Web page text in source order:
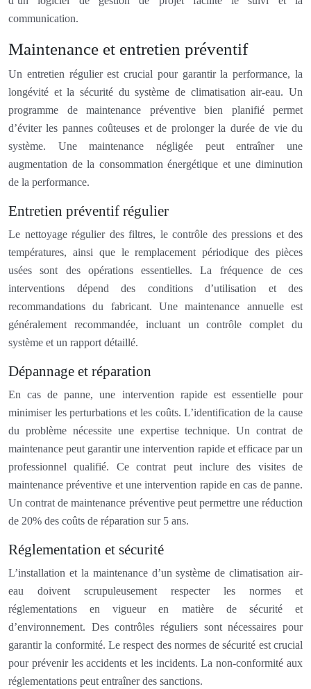
communication.
Maintenance et entretien préventif
Un entretien régulier est crucial pour garantir la performance, la
longévité et la sécurité du système de climatisation air-eau. Un
programme de maintenance préventive bien planifié permet
d’éviter les pannes coûteuses et de prolonger la durée de vie du
système. Une maintenance négligée peut entraîner une
augmentation de la consommation énergétique et une diminution
de la performance.
Entretien préventif régulier
Le nettoyage régulier des filtres, le contrôle des pressions et des
températures, ainsi que le remplacement périodique des pièces
usées sont des opérations essentielles. La fréquence de ces
interventions dépend des conditions d’utilisation et des
recommandations du fabricant. Une maintenance annuelle est
généralement recommandée, incluant un contrôle complet du
système et un rapport détaillé.
Dépannage et réparation
En cas de panne, une intervention rapide est essentielle pour
minimiser les perturbations et les coûts. L’identification de la cause
du problème nécessite une expertise technique. Un contrat de
maintenance peut garantir une intervention rapide et efficace par un
professionnel qualifié. Ce contrat peut inclure des visites de
maintenance préventive et une intervention rapide en cas de panne.
Un contrat de maintenance préventive peut permettre une réduction
de 20% des coûts de réparation sur 5 ans.
Réglementation et sécurité
L’installation et la maintenance d’un système de climatisation air-
eau doivent scrupuleusement respecter les normes et
réglementations en vigueur en matière de sécurité et
d’environnement. Des contrôles réguliers sont nécessaires pour
garantir la conformité. Le respect des normes de sécurité est crucial
pour prévenir les accidents et les incidents. La non-conformité aux
réglementations peut entraîner des sanctions.